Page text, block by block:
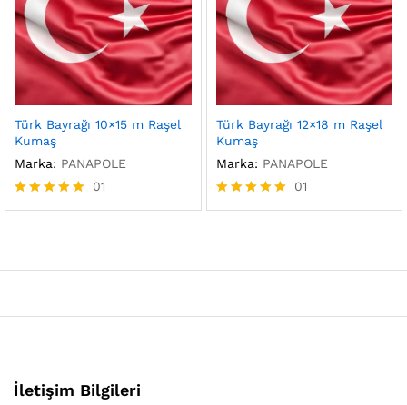
Türk Bayrağı 10×15 m Raşel
Kumaş
Marka: PANAPOLE
5 üzerinden
01
Türk Bayrağı 12×18 m Raşel
Kumaş
Marka: PANAPOLE
5 üzerinden
01
İletişim Bilgileri